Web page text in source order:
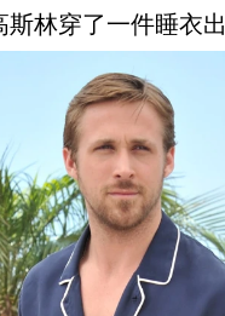
斯林穿了一件睡衣